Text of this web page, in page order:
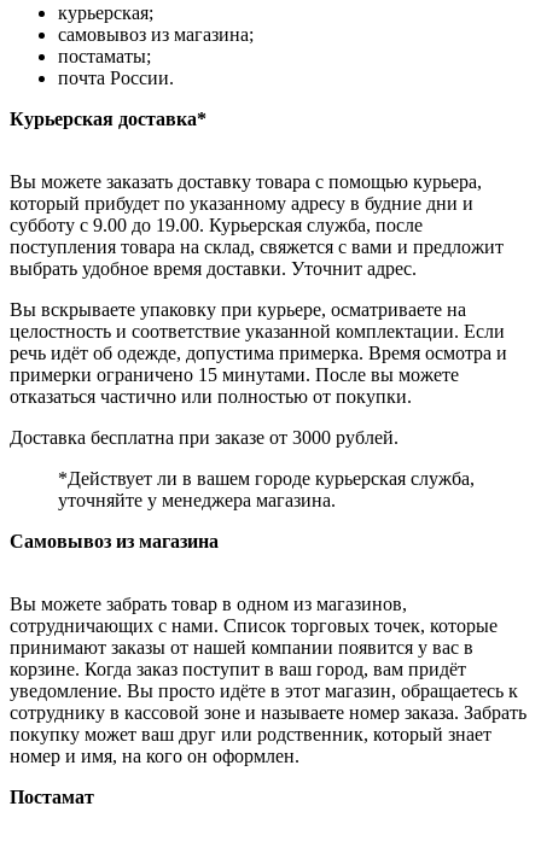
курьерская;
самовывоз из магазина;
постаматы;
почта России.
Курьерская доставка*
Вы можете заказать доставку товара с помощью курьера,
который прибудет по указанному адресу в будние дни и
субботу с 9.00 до 19.00. Курьерская служба, после
поступления товара на склад, свяжется с вами и предложит
выбрать удобное время доставки. Уточнит адрес.
Вы вскрываете упаковку при курьере, осматриваете на
целостность и соответствие указанной комплектации. Если
речь идёт об одежде, допустима примерка. Время осмотра и
примерки ограничено 15 минутами. После вы можете
отказаться частично или полностью от покупки.
Доставка бесплатна при заказе от 3000 рублей.
*Действует ли в вашем городе курьерская служба,
уточняйте у менеджера магазина.
Самовывоз из магазина
Вы можете забрать товар в одном из магазинов,
сотрудничающих с нами. Список торговых точек, которые
принимают заказы от нашей компании появится у вас в
корзине. Когда заказ поступит в ваш город, вам придёт
уведомление. Вы просто идёте в этот магазин, обращаетесь к
сотруднику в кассовой зоне и называете номер заказа. Забрать
покупку может ваш друг или родственник, который знает
номер и имя, на кого он оформлен.
Постамат